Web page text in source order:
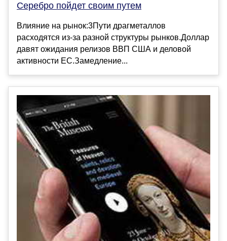
Серебро пойдет своим путем
Влияние на рынок:3Пути драгметаллов
расходятся из-за разной структуры рынков.Доллар
давят ожидания релизов ВВП США и деловой
активности ЕС.Замедление...